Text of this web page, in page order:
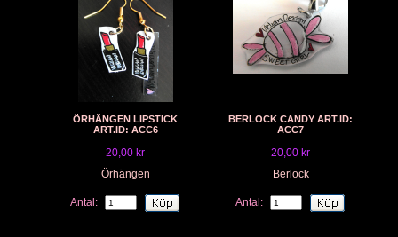
ÖRHÄNGEN LIPSTICK
ART.ID: ACC6
20,00 kr
Örhängen
Antal:
BERLOCK CANDY ART.ID:
ACC7
20,00 kr
Berlock
Antal: